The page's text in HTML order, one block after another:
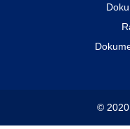
© 2020